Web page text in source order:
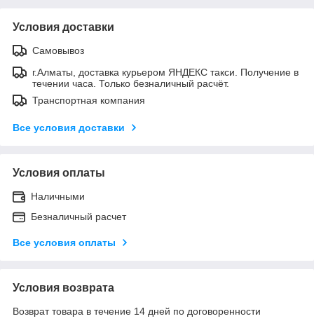
Условия доставки
Самовывоз
г.Алматы, доставка курьером ЯНДЕКС такси. Получение в
течении часа. Только безналичный расчёт.
Транспортная компания
Все условия доставки
Условия оплаты
Наличными
Безналичный расчет
Все условия оплаты
Условия возврата
Возврат товара в течение 14 дней по договоренности